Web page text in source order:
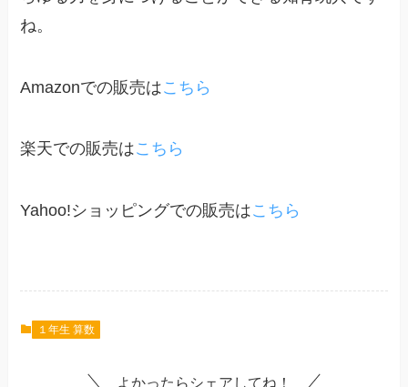
ね。
Amazonでの販売はこちら
楽天での販売はこちら
Yahoo!ショッピングでの販売はこちら
１年生 算数
よかったらシェアしてね！